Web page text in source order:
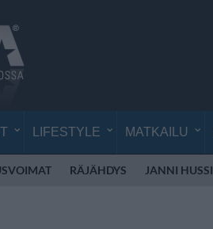
LIFESTYLE MATKAILU
RÄJÄHDYS JANNI HUSSI